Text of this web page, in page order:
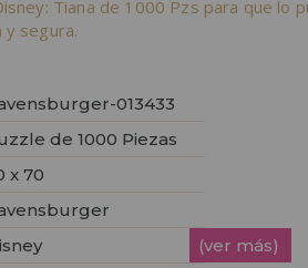
Tiana de 1000 Pzs para que lo
segura.
013433
de 1000 Piezas
x 70
(ver más)